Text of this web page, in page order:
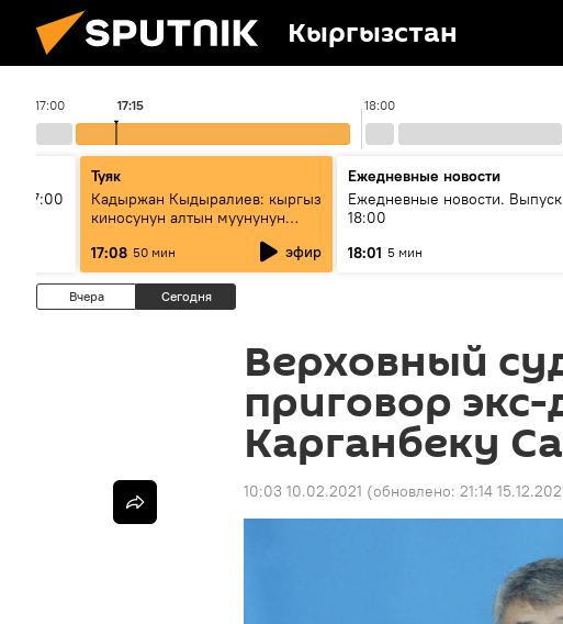
Кыргызстан
17:00 18:00
17:15
17:00
Туяк
Кадыржан Кыдыралиев: кыргыз
киносунун алтын муунунун
17:08 50 мин эфир
Ежедневные новости
Ежедневные новости. Выпуск
18:00
18:01 5 мин
Вчера Сегодня
Верховный
приговор
Карганбеку
10:03 10.02.2021 (обновлено: 21:14